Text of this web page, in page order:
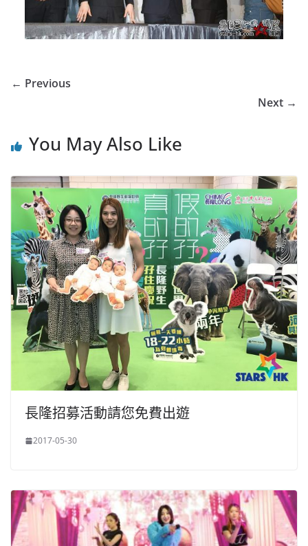
← Previous
Next →
You May Also Like
長隆招募活動請您免費出遊
2017-05-30